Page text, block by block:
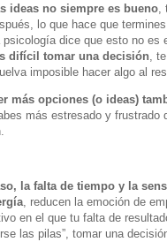
ideas no siempre es bueno,
lo que hace que
dice que esto no es
difícil tomar una decisión ,
imposible hacer algo al
más opciones (o ideas)
más estresado y frustrado
la falta de tiempo y la
, reducen la emoción de
en el que tu falta de
las pilas”, tomar una